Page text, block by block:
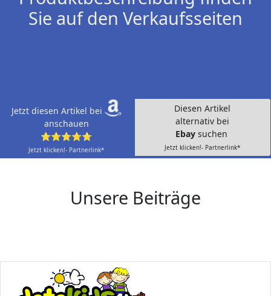
Sie auf den Verkaufsseiten
Jetzt diesen Artikel bei
anschauen
⭐⭐⭐⭐⭐
Jetzt klicken!- Partnerlink*
Diesen Artikel
alternativ bei
Ebay suchen
Jetzt klicken!- Partnerlink*
Unsere Beiträge